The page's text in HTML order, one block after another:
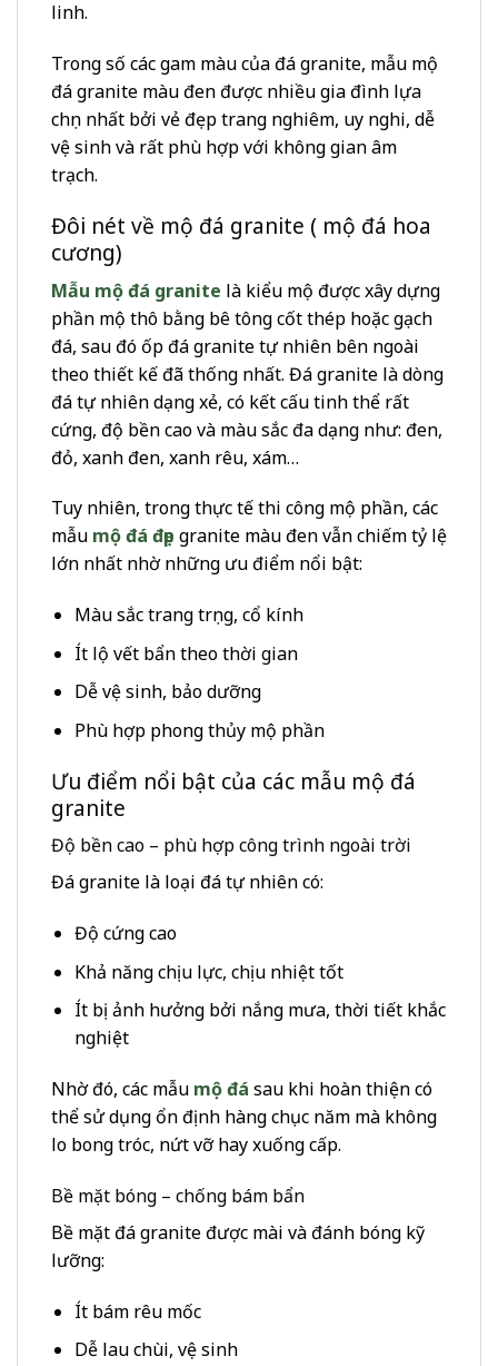
linh.
Trong số các gam màu của đá granite, mẫu mộ
đá granite màu đen được nhiều gia đình lựa
chọn nhất bởi vẻ đẹp trang nghiêm, uy nghi, dễ
vệ sinh và rất phù hợp với không gian âm
trạch.
Đôi nét về mộ đá granite ( mộ đá hoa
cương)
Mẫu mộ đá granite là kiểu mộ được xây dựng
phần mộ thô bằng bê tông cốt thép hoặc gạch
đá, sau đó ốp đá granite tự nhiên bên ngoài
theo thiết kế đã thống nhất. Đá granite là dòng
đá tự nhiên dạng xẻ, có kết cấu tinh thể rất
cứng, độ bền cao và màu sắc đa dạng như: đen,
đỏ, xanh đen, xanh rêu, xám…
Tuy nhiên, trong thực tế thi công mộ phần, các
mẫu mộ đá đẹp granite màu đen vẫn chiếm tỷ lệ
lớn nhất nhờ những ưu điểm nổi bật:
Màu sắc trang trọng, cổ kính
Ít lộ vết bẩn theo thời gian
Dễ vệ sinh, bảo dưỡng
Phù hợp phong thủy mộ phần
Ưu điểm nổi bật của các mẫu mộ đá
granite
Độ bền cao – phù hợp công trình ngoài trời
Đá granite là loại đá tự nhiên có:
Độ cứng cao
Khả năng chịu lực, chịu nhiệt tốt
Ít bị ảnh hưởng bởi nắng mưa, thời tiết khắc
nghiệt
Nhờ đó, các mẫu mộ đá sau khi hoàn thiện có
thể sử dụng ổn định hàng chục năm mà không
lo bong tróc, nứt vỡ hay xuống cấp.
Bề mặt bóng – chống bám bẩn
Bề mặt đá granite được mài và đánh bóng kỹ
lưỡng:
Ít bám rêu mốc
Dễ lau chùi, vệ sinh